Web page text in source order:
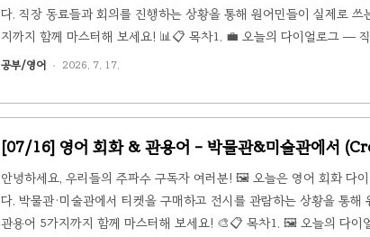
다. 직장 동료들과 회의를 진행하는 상황을 통해 원어민들이 실제로
지까지 함께 마스터해 보세요! 📊📋 목차1. 💼 오늘의 다이얼로그 —
늘의 관용어 5선4. 📝 핵심 표현 & 관용어 요약💼 오늘의 다이얼로그
에 대해 논의합니다. 오늘의 관용어 5..
공부/영어 2026. 7. 17.
[07/16] 영어 회화 & 관용어 - 박물관&미술관에서
안녕하세요, 우리들의 주파수 구독자 여러분! 🖼️ 오늘은 영어 회화 다
다. 박물관·미술관에서 티켓을 구매하고 전시를 관람하는 상황을 통
관용어 5가지까지 함께 마스터해 보세요! 🎨📋 목차1. 🖼️ 오늘의 다